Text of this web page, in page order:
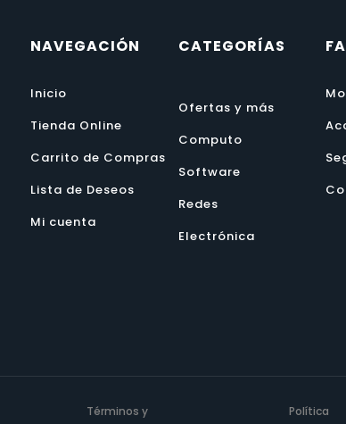
NAVEGACIÓN
Inicio
Tienda Online
Carrito de Compras
Lista de Deseos
Mi cuenta
CATEGORÍAS
Ofertas y más
Computo
Software
Redes
Electrónica
Términos y Política